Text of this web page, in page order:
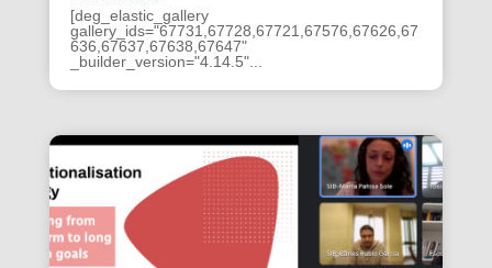
[deg_elastic_gallery
gallery_ids="67731,67728,67721,67576,67626,67
636,67637,67638,67647"
_builder_version="4.14.5"...